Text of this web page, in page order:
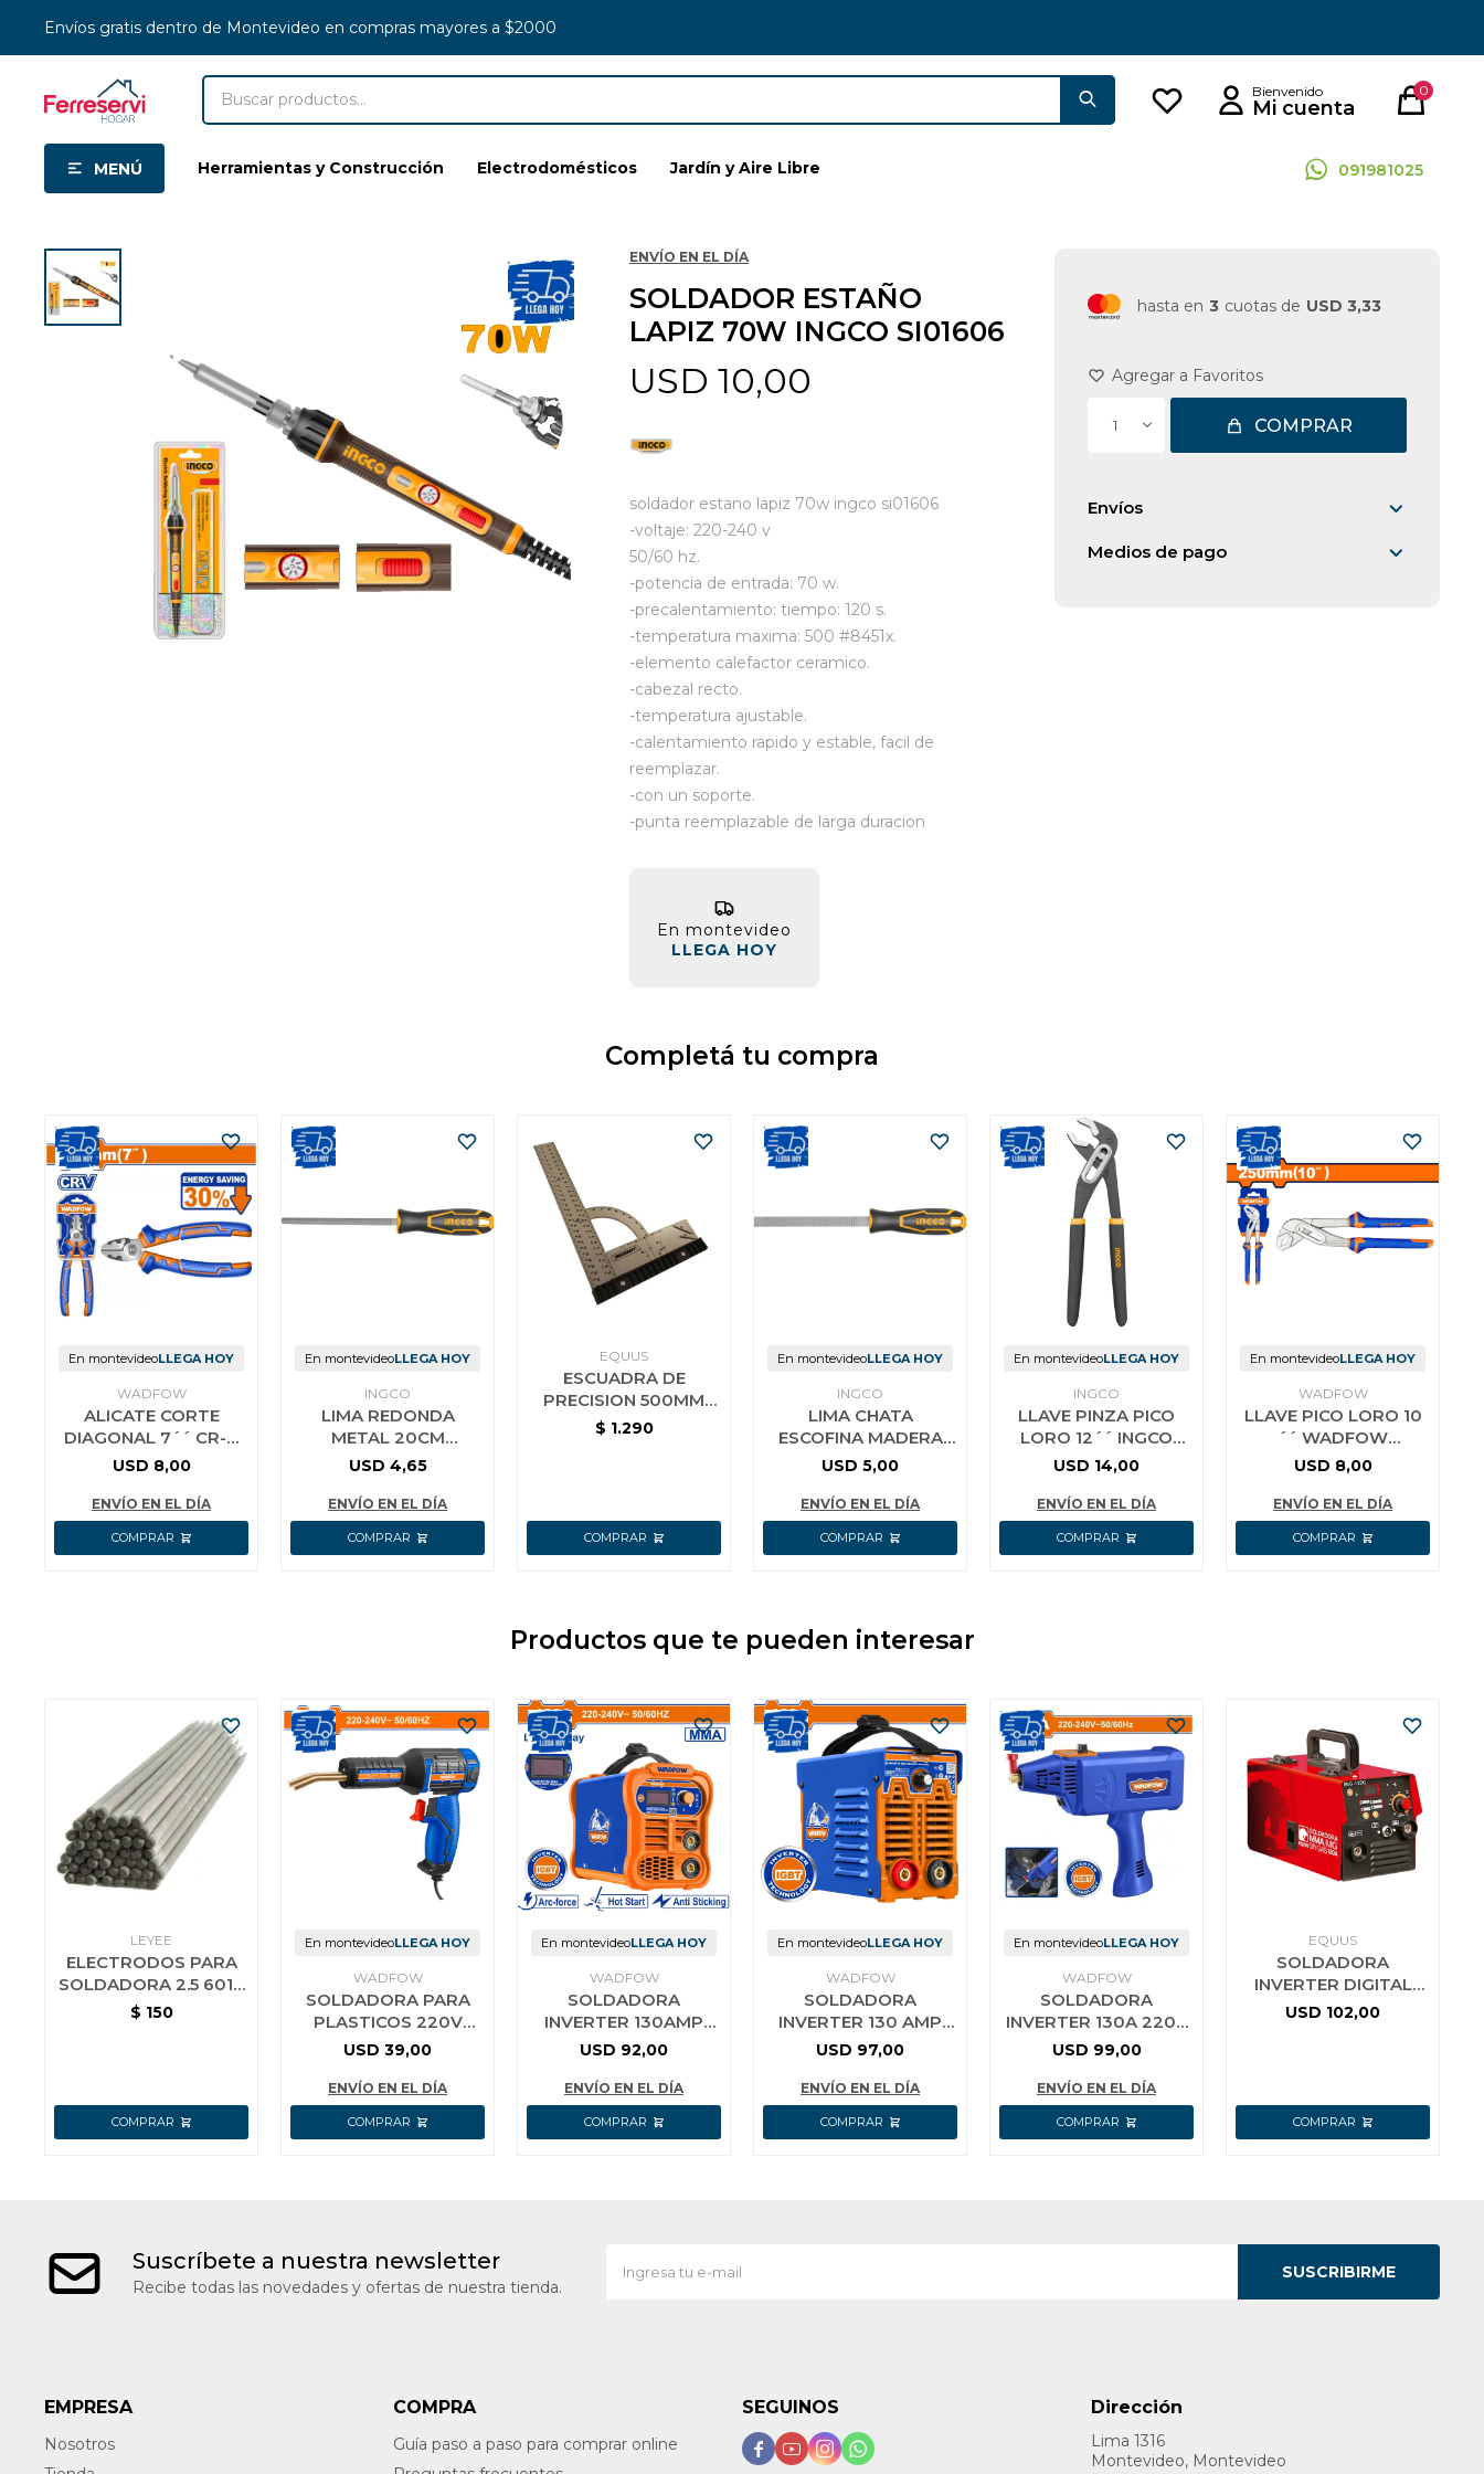
MENÚ Herramientas y Construcción Electrodomésticos Jardín y Aire Libre 091981025
0
Envíos gratis dentro de Montevideo en compras mayores a $2000
ENVÍO EN EL DÍA
SOLDADOR ESTAÑO
LAPIZ 70W INGCO SI01606
USD 10,00
soldador estano lapiz 70w ingco si01606
-voltaje: 220-240 v
50/60 hz.
-potencia de entrada: 70 w.
-precalentamiento: tiempo: 120 s.
-temperatura maxima: 500 #8451x.
-elemento calefactor ceramico.
-cabezal recto.
-temperatura ajustable.
-calentamiento rapido y estable, facil de
reemplazar.
-con un soporte.
-punta reemplazable de larga duracion
En montevideo
LLEGA HOY
hasta en 3 cuotas de USD 3,33
1 COMPRAR
Envíos
Medios de pago
Completá tu compra
En montevideoLLEGA HOY
WADFOW
ALICATE CORTE
DIAGONAL 7´´ CR-V
AHORRO ENERGIA
WPL3717
USD 8,00
ENVÍO EN EL DÍA
En montevideoLLEGA HOY
INGCO
LIMA REDONDA
METAL 20CM
HSRF088
USD 4,65
ENVÍO EN EL DÍA
EQUUS
ESCUADRA DE
PRECISION 500MM
CARPINTERO
$ 1.290
En montevideoLLEGA HOY
INGCO
LIMA CHATA
ESCOFINA MADERA
20CM HWFF088
USD 5,00
ENVÍO EN EL DÍA
En montevideoLLEGA HOY
INGCO
LLAVE PINZA PICO
LORO 12´´ INGCO
HPP03300
USD 14,00
ENVÍO EN EL DÍA
En montevideoLLEGA HOY
WADFOW
LLAVE PICO LORO 10
´´ WADFOW
WPL9C10
USD 8,00
ENVÍO EN EL DÍA
Productos que te pueden interesar
LEYEE
ELECTRODOS PARA
SOLDADORA 2.5 6013
BRIDGE 1 KG
$ 150
En montevideoLLEGA HOY
WADFOW
SOLDADORA PARA
PLASTICOS 220V
400°C WADFOW
USD 39,00
ENVÍO EN EL DÍA
En montevideoLLEGA HOY
WADFOW
SOLDADORA
INVERTER 130AMP
WADFOW WWD11301
USD 92,00
ENVÍO EN EL DÍA
En montevideoLLEGA HOY
WADFOW
SOLDADORA
INVERTER 130 AMP
WADFOW
USD 97,00
ENVÍO EN EL DÍA
En montevideoLLEGA HOY
WADFOW
SOLDADORA
INVERTER 130A 220V
IGBT WADFOW
USD 99,00
ENVÍO EN EL DÍA
EQUUS
SOLDADORA
INVERTER DIGITAL
IGBT MMA MIG-120C
USD 102,00
Suscríbete a nuestra newsletter
Recibe todas las novedades y ofertas de nuestra tienda.
SUSCRIBIRME
EMPRESA
Nosotros
COMPRA
Guía paso a paso para comprar online
Dirección
Lima 1316
Montevideo, Montevideo
SEGUINOS
   